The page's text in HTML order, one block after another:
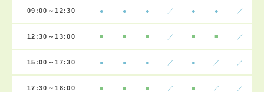
09:00～12:30 ● ● ● ／ ● ● ／
12:30～13:00 ■ ■ ■ ／ ■ ■ ／
15:00～17:30 ● ● ● ／ ● ／ ／
17:30～18:00 ■ ■ ■ ／ ■ ／ ／